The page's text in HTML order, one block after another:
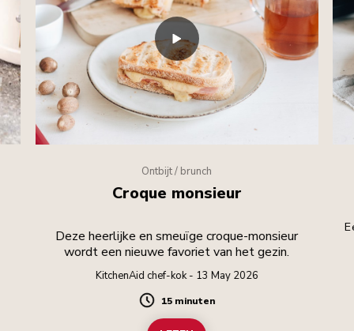
Ontbijt / brunch
Croque monsieur
Deze heerlijke en smeuïge croque-monsieur
wordt een nieuwe favoriet van het gezin.
KitchenAid chef-kok - 13 May 2026
Duration
15 minuten